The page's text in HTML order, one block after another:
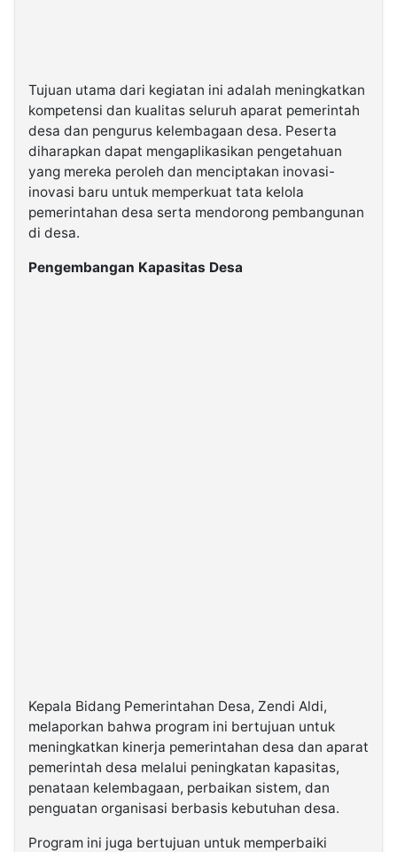
Tujuan utama dari kegiatan ini adalah meningkatkan
kompetensi dan kualitas seluruh aparat pemerintah
desa dan pengurus kelembagaan desa. Peserta
diharapkan dapat mengaplikasikan pengetahuan
yang mereka peroleh dan menciptakan inovasi-
inovasi baru untuk memperkuat tata kelola
pemerintahan desa serta mendorong pembangunan
di desa.
Pengembangan Kapasitas Desa
Kepala Bidang Pemerintahan Desa, Zendi Aldi,
melaporkan bahwa program ini bertujuan untuk
meningkatkan kinerja pemerintahan desa dan aparat
pemerintah desa melalui peningkatan kapasitas,
penataan kelembagaan, perbaikan sistem, dan
penguatan organisasi berbasis kebutuhan desa.
Program ini juga bertujuan untuk memperbaiki